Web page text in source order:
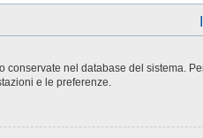
conservate nel database del sistema.
e le preferenze.